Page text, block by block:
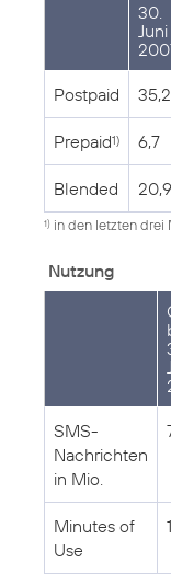
30.
Juni
Postpaid 35,2
Prepaid1) 6,7
Blended 20,9
1) in den letzten drei
Nutzung
SMS-
Nachrichten
in Mio.
Minutes of
Use